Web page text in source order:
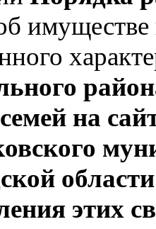
имуществе
на
области
этих